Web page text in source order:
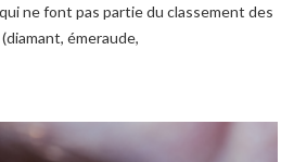
ne font pas partie du classement des
émeraude,